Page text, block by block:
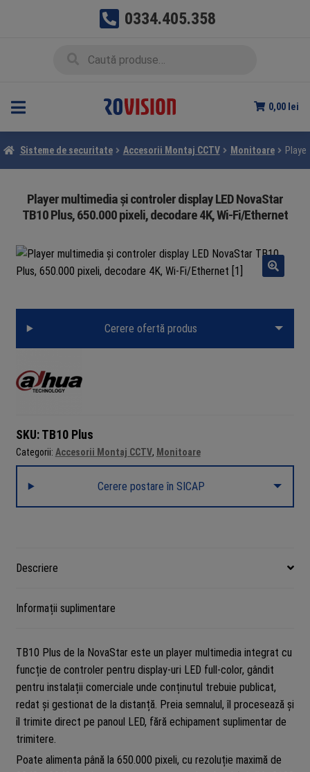
0334.405.358
0,00 lei
Sisteme de securitate Accesorii Montaj CCTV Monitoare
Player multimedia și controler display LED NovaStar
TB10 Plus, 650.000 pixeli, decodare 4K, Wi-Fi/Ethernet
Cerere ofertă produs
SKU: TB10 Plus
Categorii: Accesorii Montaj CCTV, Monitoare
Cerere postare în SICAP
Descriere
Informații suplimentare
TB10 Plus de la NovaStar este un player multimedia integrat cu
funcție de controler pentru display-uri LED full-color, gândit
pentru instalații comerciale unde conținutul trebuie publicat,
redat și gestionat de la distanță. Preia semnalul, îl procesează și
îl trimite direct pe panoul LED, fără echipament suplimentar de
trimitere.
Poate alimenta până la 650.000 pixeli, cu rezoluție maximă de